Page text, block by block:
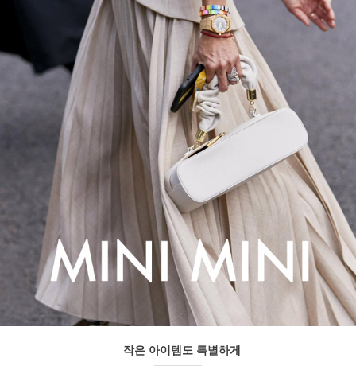
작은 아이템도 특별하게